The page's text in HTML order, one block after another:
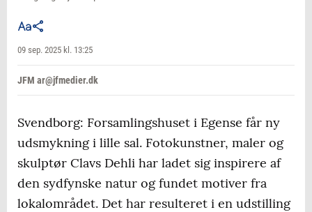
09 sep. 2025 kl. 13:25
JFM ar@jfmedier.dk
Svendborg: Forsamlingshuset i Egense får ny
udsmykning i lille sal. Fotokunstner, maler og
skulptør Clavs Dehli har ladet sig inspirere af
den sydfynske natur og fundet motiver fra
lokalområdet. Det har resulteret i en udstilling